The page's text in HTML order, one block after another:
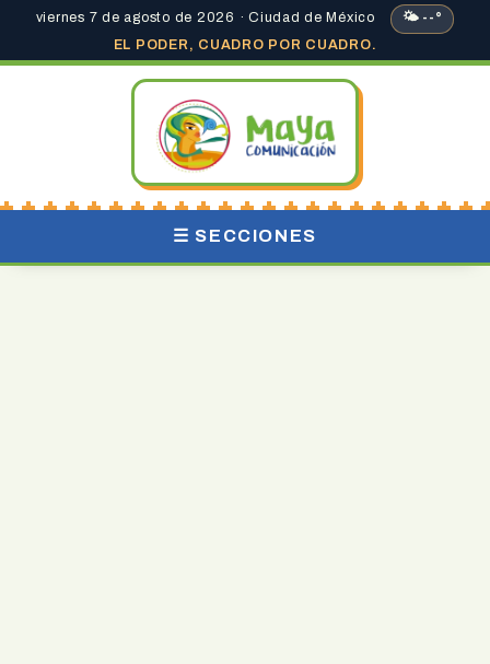
viernes 7 de agosto de 2026 · Ciudad de México
🌤 --°
EL PODER, CUADRO POR CUADRO.
☰ SECCIONES